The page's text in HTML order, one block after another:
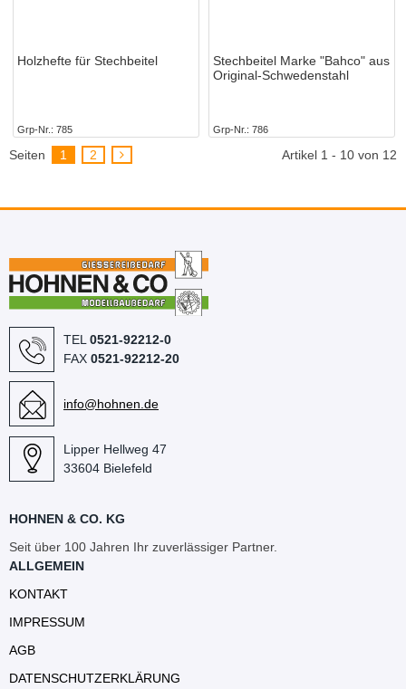
Holzhefte für Stechbeitel
Grp-Nr. 785
Stechbeitel Marke "Bahco" aus
Original-Schwedenstahl
Grp-Nr. 786
Seiten 1 2 Artikel 1 - 10 von 12
TEL 0521-92212-0
FAX 0521-92212-20
info@hohnen.de
Lipper Hellweg 47
33604 Bielefeld
HOHNEN & CO. KG
Seit über 100 Jahren Ihr zuverlässiger Partner.
ALLGEMEIN
KONTAKT
IMPRESSUM
AGB
DATENSCHUTZERKLÄRUNG